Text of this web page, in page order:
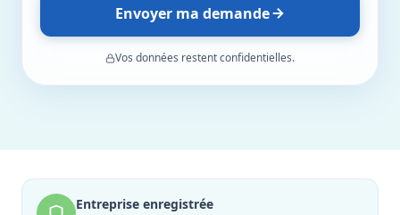
Envoyer ma demande
Vos données restent confidentielles.
Entreprise enregistrée